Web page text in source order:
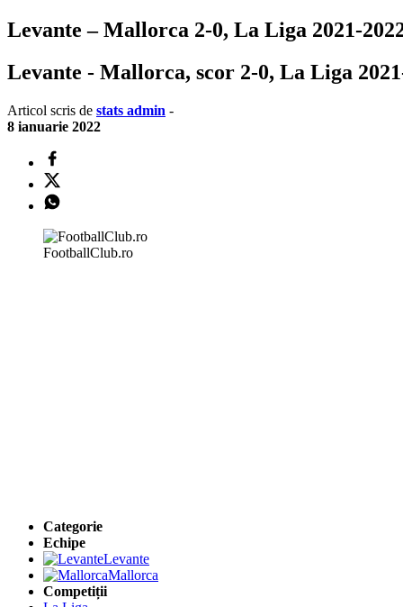
Levante – Mallorca 2-0, La Liga 2021-
Levante - Mallorca, scor 2-0, La Liga
Articol scris de stats admin -
8 ianuarie 2022
FootballClub.ro
Categorie
Echipe
Levante
Mallorca
Competiții